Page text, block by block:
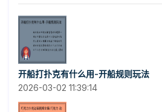
开船打扑克有什么用-开船规则玩法
2026-03-02 11:39:14